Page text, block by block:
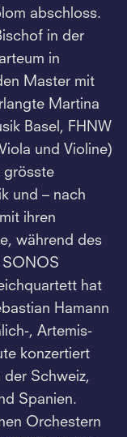
abschloss.
in der
in
Master mit
Martina
Basel, FHNW
und Violine)
grösste
und – nach
ihren
während des
SONOS
hat
Hamann
, Artemis-
konzertiert
der Schweiz,
Spanien.
Orchestern